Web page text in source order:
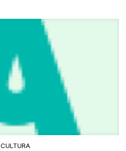
CULTURA